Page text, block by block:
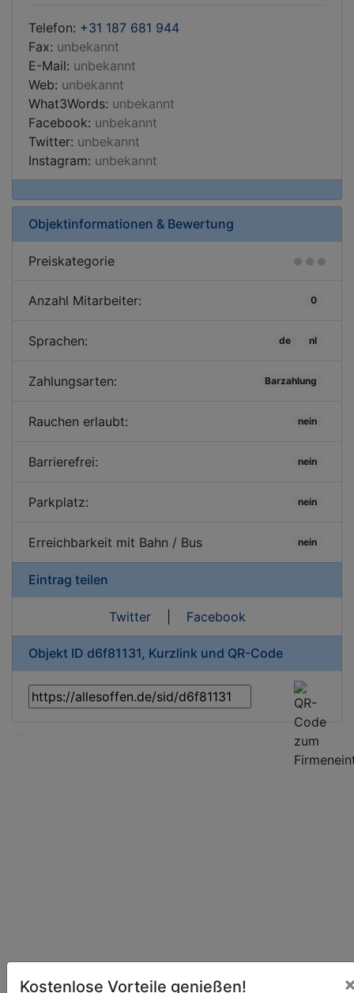
Telefon: +31 187 681 944
Fax: unbekannt
E-Mail: unbekannt
Web: unbekannt
What3Words: unbekannt
Facebook: unbekannt
Twitter: unbekannt
Instagram: unbekannt
Objektinformationen & Bewertung
Preiskategorie
Anzahl Mitarbeiter: 0
Sprachen: de nl
Zahlungsarten: Barzahlung
Rauchen erlaubt: nein
Barrierefrei: nein
Parkplatz: nein
Erreichbarkeit mit Bahn / Bus nein
Eintrag teilen
Twitter| Facebook
Objekt ID d6f81131, Kurzlink und QR-Code
Kostenlose Vorteile genießen!